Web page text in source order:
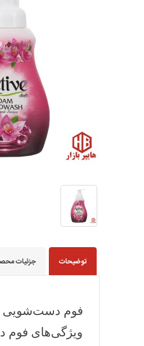
توضیحات جزئیات
فوم دست‌شویی
ویژگی‌های فوم